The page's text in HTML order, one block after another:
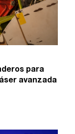
para
avanzada